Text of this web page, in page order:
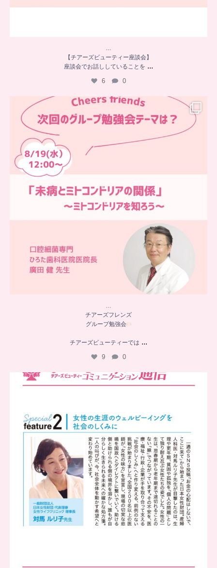
…
【チアーズビューティー座談会】
座談会でお話ししていることを ...
6 0
…
グループ勉強会
…
チアーズフレンズ
グループ勉強会
チアーズビューティーでは ...
9 0
..
8